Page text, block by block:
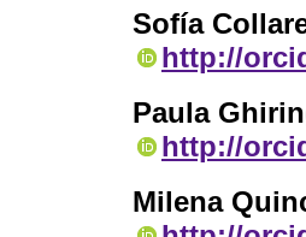
Sofía
http://
Paula
http://
Milena